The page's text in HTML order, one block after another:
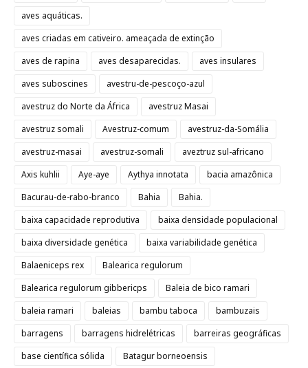
aves aquáticas.
aves criadas em cativeiro. ameaçada de extinção
aves de rapina
aves desaparecidas.
aves insulares
aves suboscines
avestru-de-pescoço-azul
avestruz do Norte da África
avestruz Masai
avestruz somali
Avestruz-comum
avestruz-da-Somália
avestruz-masai
avestruz-somali
aveztruz sul-africano
Axis kuhlii
Aye-aye Aythya innotata
bacia amazônica
Bacurau-de-rabo-branco
Bahia
Bahia.
baixa capacidade reprodutiva
baixa densidade populacional
baixa diversidade genética
baixa variabilidade genética
Balaeniceps rex
Balearica regulorum
Balearica regulorum gibbericps
Baleia de bico ramari
baleia ramari
baleias bambu taboca
bambuzais
barragens
barragens hidrelétricas
barreiras geográficas
base científica sólida
Batagur borneoensis